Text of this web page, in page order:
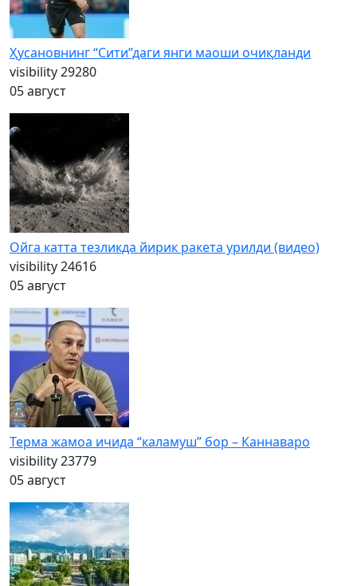
Ҳусановнинг “Сити”даги янги маоши очиқланди
visibility29280
05 август
Ойга катта тезликда йирик ракета урилди (видео)
visibility24616
05 август
Терма жамоа ичида “каламуш” бор – Каннаваро
visibility23779
05 август